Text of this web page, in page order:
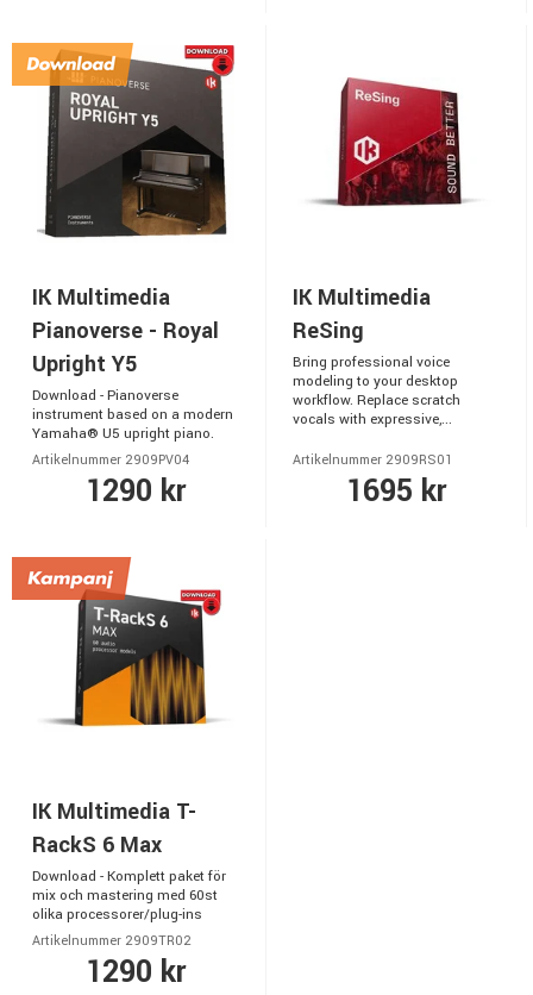
IK Multimedia
Pianoverse - Royal
Upright Y5
Download - Pianoverse
instrument based on a modern
Yamaha® U5 upright piano.
Artikelnummer 2909PV04
1290 kr
IK Multimedia
ReSing
Bring professional voice
modeling to your desktop
workflow. Replace scratch
vocals with expressive,...
Artikelnummer 2909RS01
1695 kr
IK Multimedia T-
RackS 6 Max
Download - Komplett paket för
mix och mastering med 60st
olika processorer/plug-ins
Artikelnummer 2909TR02
1290 kr